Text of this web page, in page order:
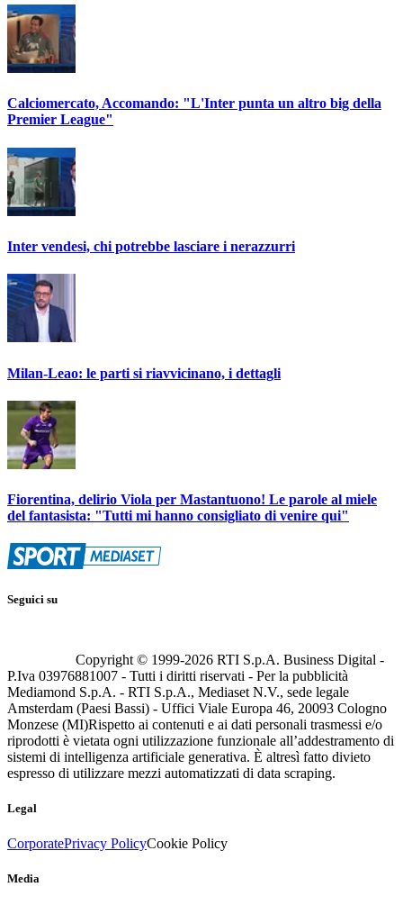
Calciomercato, Accomando: "L'Inter punta un altro big della
Premier League"
Inter vendesi, chi potrebbe lasciare i nerazzurri
Milan-Leao: le parti si riavvicinano, i dettagli
Fiorentina, delirio Viola per Mastantuono! Le parole al miele
del fantasista: "Tutti mi hanno consigliato di venire qui"
Seguici su
Copyright © 1999-2026 RTI S.p.A. Business Digital -
P.Iva 03976881007 - Tutti i diritti riservati - Per la pubblicità
Mediamond S.p.A. - RTI S.p.A., Mediaset N.V., sede legale
Amsterdam (Paesi Bassi) - Uffici Viale Europa 46, 20093 Cologno
Monzese (MI)Rispetto ai contenuti e ai dati personali trasmessi e/o
riprodotti è vietata ogni utilizzazione funzionale all’addestramento di
sistemi di intelligenza artificiale generativa. È altresì fatto divieto
espresso di utilizzare mezzi automatizzati di data scraping.
Legal
CorporatePrivacy PolicyCookie Policy
Media